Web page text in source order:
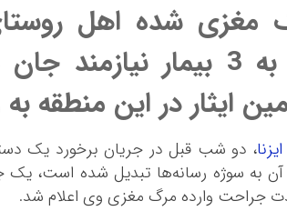
مغزی شده اهل
اعلام مرگ مغزی به 3 بیمار
ایثار در این منطقه به
، دو شب قبل در جریان برخورد یک
جراحت وارده مرگ مغزی وی اعلام شد.